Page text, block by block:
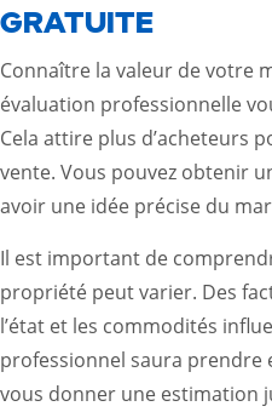
GRATUITE
Connaître la valeur de votre
évaluation professionnelle
Cela attire plus d’acheteurs
vente. Vous pouvez obtenir
avoir une idée précise du
Il est important de
propriété peut varier. Des
l’état et les commodités
professionnel saura prendre
vous donner une estimation